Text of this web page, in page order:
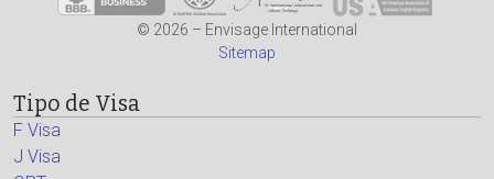
© 2026 – Envisage International
Sitemap
Tipo de Visa
F Visa
J Visa